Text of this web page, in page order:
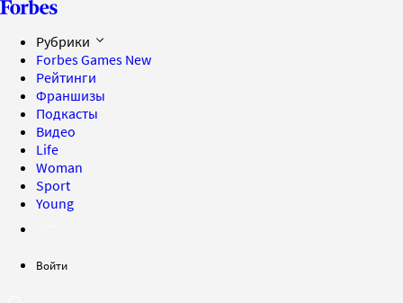
Рубрики
Forbes Games New
Рейтинги
Франшизы
Подкасты
Видео
Life
Woman
Sport
Young
Войти